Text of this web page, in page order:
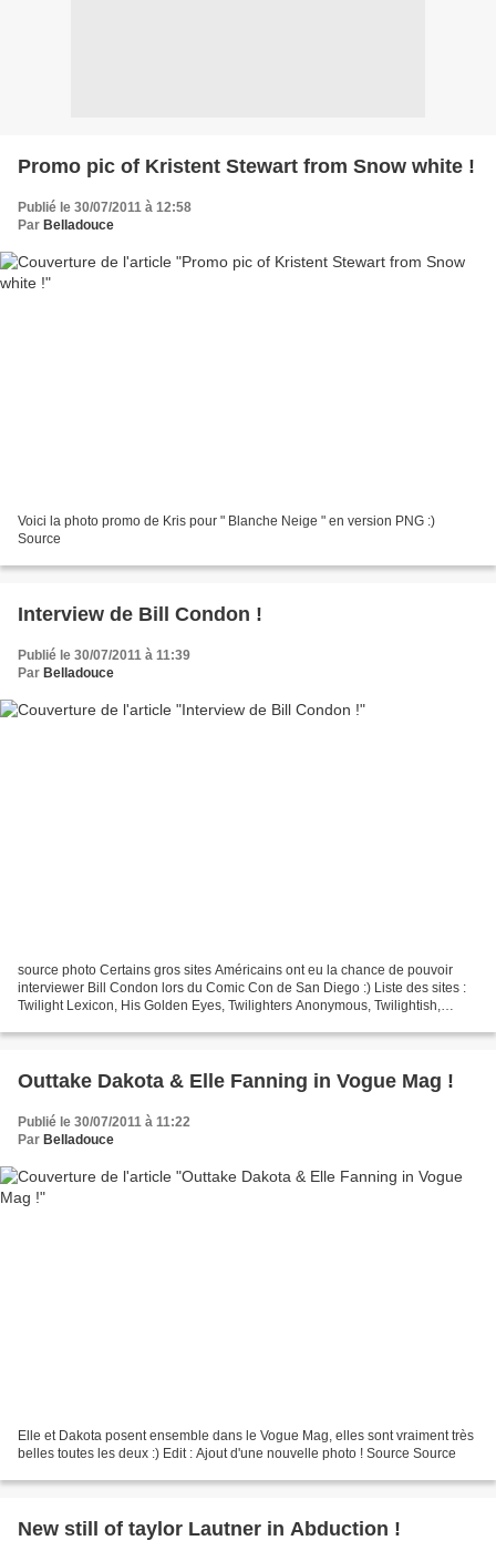
Promo pic of Kristent Stewart from Snow white !
Publié le 30/07/2011 à 12:58
Par Belladouce
Voici la photo promo de Kris pour " Blanche Neige " en version PNG :)
Source
Interview de Bill Condon !
Publié le 30/07/2011 à 11:39
Par Belladouce
source photo Certains gros sites Américains ont eu la chance de pouvoir
interviewer Bill Condon lors du Comic Con de San Diego :) Liste des sites :
Twilight Lexicon, His Golden Eyes, Twilighters Anonymous, Twilightish,
Outtake Dakota & Elle Fanning in Vogue Mag !
Publié le 30/07/2011 à 11:22
Par Belladouce
Elle et Dakota posent ensemble dans le Vogue Mag, elles sont vraiment très
belles toutes les deux :) Edit : Ajout d'une nouvelle photo ! Source Source
New still of taylor Lautner in Abduction !